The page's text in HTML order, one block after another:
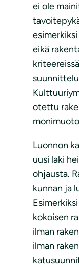
ei ole
eikä
otettu
Luonnon
uusi laki
ohjausta.
kunnan ja
kokoisen
ilman
ilman